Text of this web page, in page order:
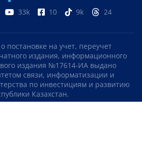
33k 10 9k 24
постановке на учет, переучет
издания, информационного
издания №17614-ИА выдано
связи, информатизации и
по инвестициям и развитию
Казахстан.